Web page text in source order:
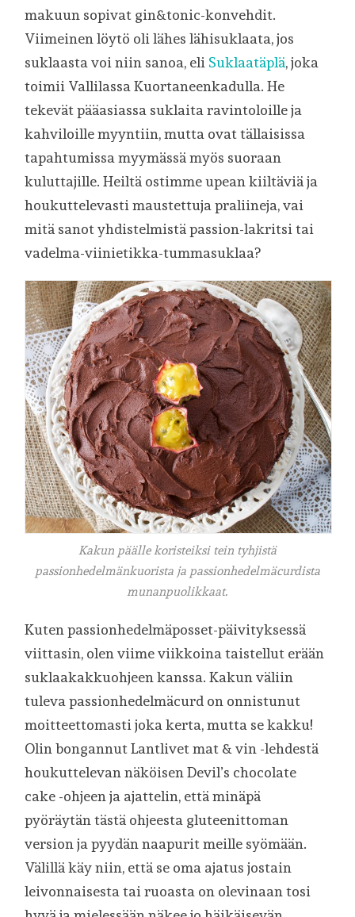
makuun sopivat gin&tonic-konvehdit.
Viimeinen löytö oli lähes lähisuklaata, jos
suklaasta voi niin sanoa, eli Suklaatäplä, joka
toimii Vallilassa Kuortaneenkadulla. He
tekevät pääasiassa suklaita ravintoloille ja
kahviloille myyntiin, mutta ovat tällaisissa
tapahtumissa myymässä myös suoraan
kuluttajille. Heiltä ostimme upean kiiltäviä ja
houkuttelevasti maustettuja praliineja, vai
mitä sanot yhdistelmistä passion-lakritsi tai
vadelma-viinietikka-tummasuklaa?
Kakun päälle koristeiksi tein tyhjistä
passionhedelmänkuorista ja passionhedelmäcurdista
munanpuolikkaat.
Kuten passionhedelmäposset-päivityksessä
viittasin, olen viime viikkoina taistellut erään
suklaakakkuohjeen kanssa. Kakun väliin
tuleva passionhedelmäcurd on onnistunut
moitteettomasti joka kerta, mutta se kakku!
Olin bongannut Lantlivet mat & vin -lehdestä
houkuttelevan näköisen Devil’s chocolate
cake -ohjeen ja ajattelin, että minäpä
pyöräytän tästä ohjeesta gluteenittoman
version ja pyydän naapurit meille syömään.
Välillä käy niin, että se oma ajatus jostain
leivonnaisesta tai ruoasta on olevinaan tosi